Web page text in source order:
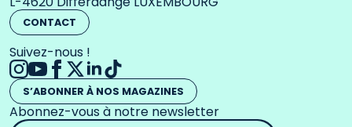
CONTACT
Suivez-nous !
S’ABONNER À NOS MAGAZINES
Abonnez-vous à notre newsletter